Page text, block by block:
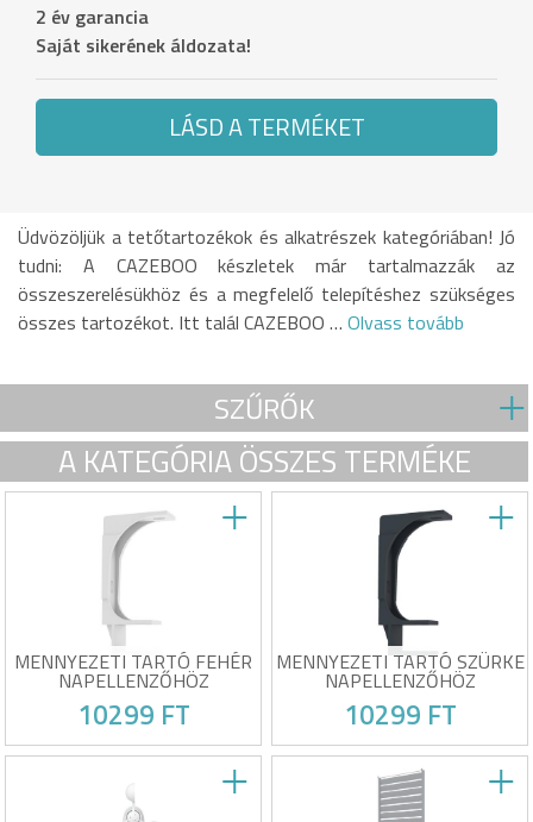
2 év garancia
Saját sikerének áldozata!
LÁSD A TERMÉKET
Üdvözöljük a tetőtartozékok és alkatrészek kategóriában! Jó
tudni: A CAZEBOO készletek már tartalmazzák az
összeszerelésükhöz és a megfelelő telepítéshez szükséges
összes tartozékot. Itt talál CAZEBOO … Olvass tovább
SZŰRŐK
A KATEGÓRIA ÖSSZES TERMÉKE
MENNYEZETI TARTÓ FEHÉR
NAPELLENZŐHÖZ
10299 FT
Anyag: Porszórt horganyzott
Méretek: 198 x 100 x 45 mm
Szín: Fehér 9016
Várható kézbesítés 17/08 és 21/08
MENNYEZETI TARTÓ SZÜRKE
NAPELLENZŐHÖZ
10299 FT
Anyag: Porszórt horganyzott
Méretek: 198 x 100 x 45 mm
Szín: Szürke 7016
Várható kézbesítés 17/08 és 21/08